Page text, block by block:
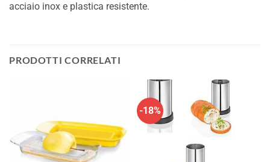
acciaio inox e plastica resistente.
PRODOTTI CORRELATI
-18%